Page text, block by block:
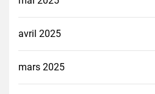
avril 2025
mars 2025